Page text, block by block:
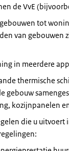
de VvE
tot
van gebouwen
in meerdere
thermische
gebouw
kozijnpanelen
die u uitvoert